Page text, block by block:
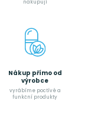
nakupují
Nákup přímo od
výrobce
vyrábíme poctívé a
funkční produkty